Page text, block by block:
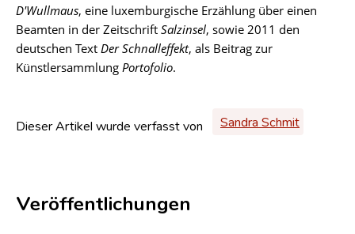
D'Wullmaus, eine luxemburgische Erzählung über einen
Beamten in der Zeitschrift Salzinsel, sowie 2011 den
deutschen Text Der Schnalleffekt, als Beitrag zur
Künstlersammlung Portofolio.
Dieser Artikel wurde verfasst von Sandra Schmit
Veröffentlichungen